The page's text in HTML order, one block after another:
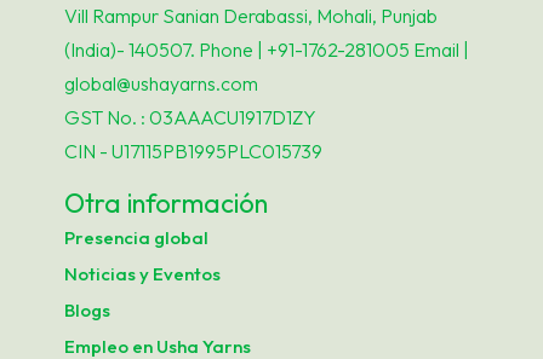
Vill Rampur Sanian Derabassi, Mohali, Punjab
(India)- 140507. Phone | +91-1762-281005 Email |
global@ushayarns.com
GST No. : 03AAACU1917D1ZY
CIN - U17115PB1995PLC015739
Otra información
Presencia global
Noticias y Eventos
Blogs
Empleo en Usha Yarns